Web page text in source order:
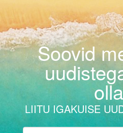
Soovid
LIITU IGAKUISE